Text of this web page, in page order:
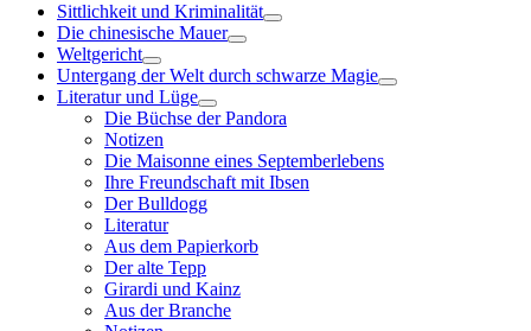
Sittlichkeit und Kriminalität
Die chinesische Mauer
Weltgericht
Untergang der Welt durch schwarze Magie
Literatur und Lüge
Die Büchse der Pandora
Notizen
Die Maisonne eines Septemberlebens
Ihre Freundschaft mit Ibsen
Der Bulldogg
Literatur
Aus dem Papierkorb
Der alte Tepp
Girardi und Kainz
Aus der Branche